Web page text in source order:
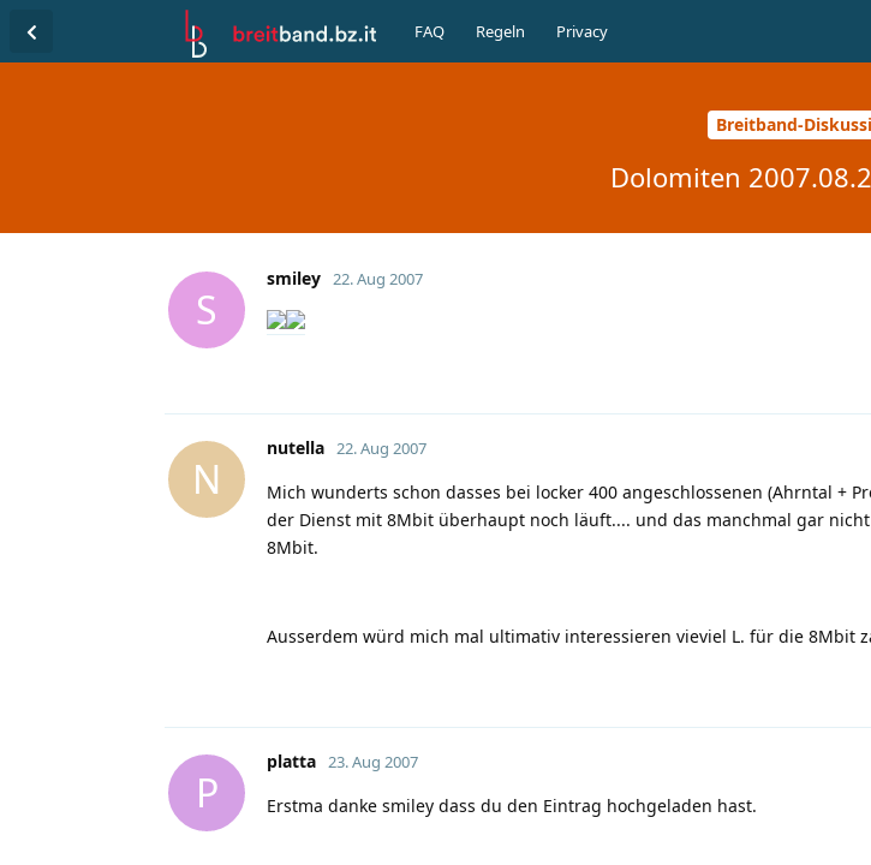
FAQ Regeln Privacy
Breitband-
Dolomiten
S
smiley 22. Aug 2007
N
nutella 22. Aug 2007
Mich wunderts schon dasses bei locker 400 angeschlossenen (Ahrntal +
der Dienst mit 8Mbit überhaupt noch läuft.... und das manchmal gar
8Mbit.
Ausserdem würd mich mal ultimativ interessieren vieviel L. für die 8Mbit
P
platta 23. Aug 2007
Erstma danke smiley dass du den Eintrag hochgeladen hast.